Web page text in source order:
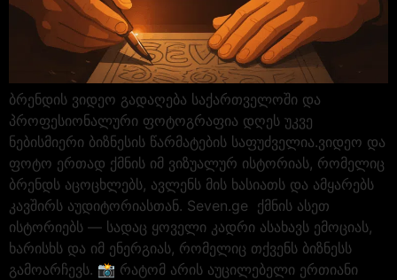
ბრენდის ვიდეო გადაღება საქართველოში და
პროფესიონალური ფოტოგრაფია დღეს უკვე
ნებისმიერი ბიზნესის წარმატების საფუძველია.ვიდეო და
ფოტო ერთად ქმნის იმ ვიზუალურ ისტორიას, რომელიც
ბრენდს აცოცხლებს, ავლენს მის ხასიათს და ამყარებს
კავშირს აუდიტორიასთან. Seven.ge ქმნის ასეთ
ისტორიებს — სადაც ყოველი კადრი ასახავს ემოციას,
ხარისხს და იმ ენერგიას, რომელიც თქვენს ბიზნესს
გამოარჩევს. 📸 რატომ არის აუცილებელი ერთიანი